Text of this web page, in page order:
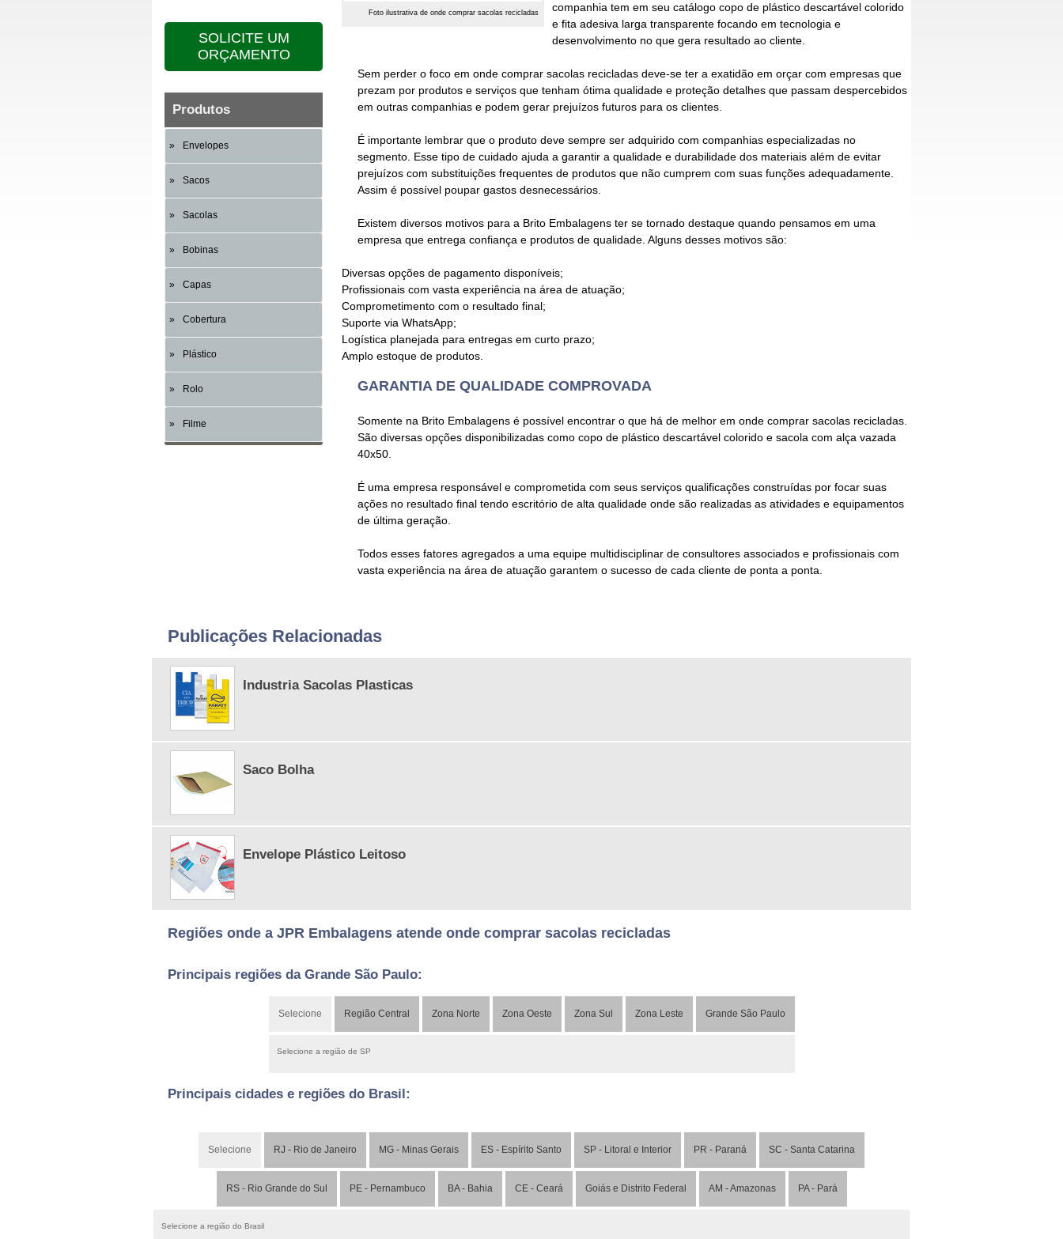
Foto ilustrativa de onde comprar sacolas recicladas
companhia tem em seu catálogo copo de plástico descartável colorido
e fita adesiva larga transparente focando em tecnologia e
desenvolvimento no que gera resultado ao cliente.
Sem perder o foco em onde comprar sacolas recicladas deve-se ter a exatidão em orçar com empresas que
prezam por produtos e serviços que tenham ótima qualidade e proteção detalhes que passam despercebidos
em outras companhias e podem gerar prejuízos futuros para os clientes.
É importante lembrar que o produto deve sempre ser adquirido com companhias especializadas no
segmento. Esse tipo de cuidado ajuda a garantir a qualidade e durabilidade dos materiais além de evitar
prejuízos com substituições frequentes de produtos que não cumprem com suas funções adequadamente.
Assim é possível poupar gastos desnecessários.
Existem diversos motivos para a Brito Embalagens ter se tornado destaque quando pensamos em uma
empresa que entrega confiança e produtos de qualidade. Alguns desses motivos são:
Diversas opções de pagamento disponíveis;
Profissionais com vasta experiência na área de atuação;
Comprometimento com o resultado final;
Suporte via WhatsApp;
Logística planejada para entregas em curto prazo;
Amplo estoque de produtos.
GARANTIA DE QUALIDADE COMPROVADA
Somente na Brito Embalagens é possível encontrar o que há de melhor em onde comprar sacolas recicladas
São diversas opções disponibilizadas como copo de plástico descartável colorido e sacola com alça vazada
40x50.
É uma empresa responsável e comprometida com seus serviços qualificações construídas por focar suas
ações no resultado final tendo escritório de alta qualidade onde são realizadas as atividades e equipamentos
de última geração.
Todos esses fatores agregados a uma equipe multidisciplinar de consultores associados e profissionais com
vasta experiência na área de atuação garantem o sucesso de cada cliente de ponta a ponta.
SOLICITE UM
ORÇAMENTO
Produtos
Envelopes
Sacos
Sacolas
Bobinas
Capas
Cobertura
Plástico
Rolo
Filme
Publicações Relacionadas
Industria Sacolas Plasticas
Saco Bolha
Envelope Plástico Leitoso
Regiões onde a JPR Embalagens atende onde comprar sacolas recicladas
Principais regiões da Grande São Paulo:
Selecione Região Central Zona Norte Zona Oeste Zona Sul Zona Leste Grande São Paulo
Selecione a região de SP
Principais cidades e regiões do Brasil:
Selecione RJ - Rio de Janeiro MG - Minas Gerais ES - Espírito Santo SP - Litoral e Interior PR - Paraná SC - Santa Catarina
RS - Rio Grande do Sul PE - Pernambuco BA - Bahia CE - Ceará Goiás e Distrito Federal AM - Amazonas PA - Pará
Selecione a região do Brasil